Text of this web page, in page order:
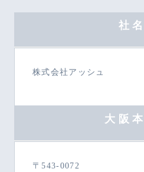
社名
株式会社アッシュ
大阪
〒543-0072